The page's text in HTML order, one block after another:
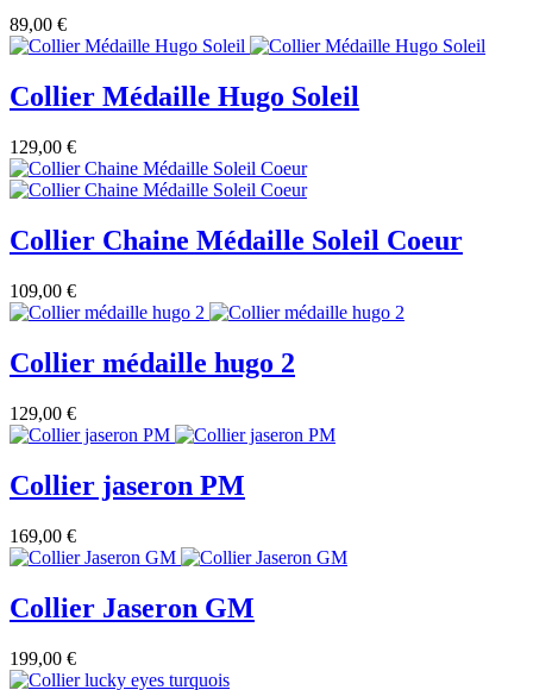
89,00 €
Collier Médaille Hugo Soleil
129,00 €
Collier Chaine Médaille Soleil Coeur
109,00 €
Collier médaille hugo 2
129,00 €
Collier jaseron PM
169,00 €
Collier Jaseron GM
199,00 €